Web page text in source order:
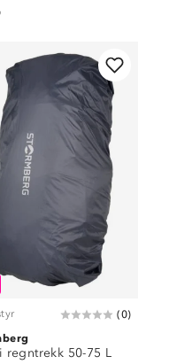
(0)
regntrekk 50-75 L